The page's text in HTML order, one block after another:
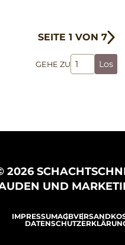
SEITE 1 VON 7
GEHE ZU Los
2026
UND
IMPRESSUMAGB